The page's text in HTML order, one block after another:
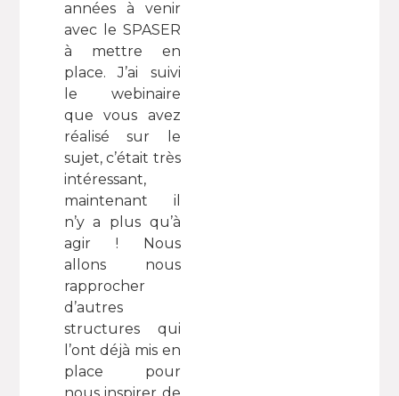
années à venir
avec le SPASER
à mettre en
place. J’ai suivi
le webinaire
que vous avez
réalisé sur le
sujet, c’était très
intéressant,
maintenant il
n’y a plus qu’à
agir ! Nous
allons nous
rapprocher
d’autres
structures qui
l’ont déjà mis en
place pour